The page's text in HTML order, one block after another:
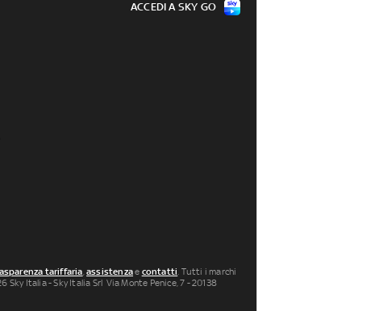
ACCEDI A SKY GO
tariffaria,assistenzae contatti. Tutti i marchi
Italia - Sky Italia Srl Via Monte Penice, 7 - 20138